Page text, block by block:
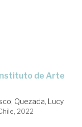
; Quezada, Lucy
2022